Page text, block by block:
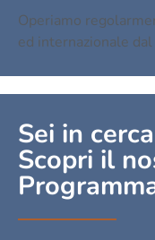
Operiamo
ed internazionale
Sei in
Scopri il